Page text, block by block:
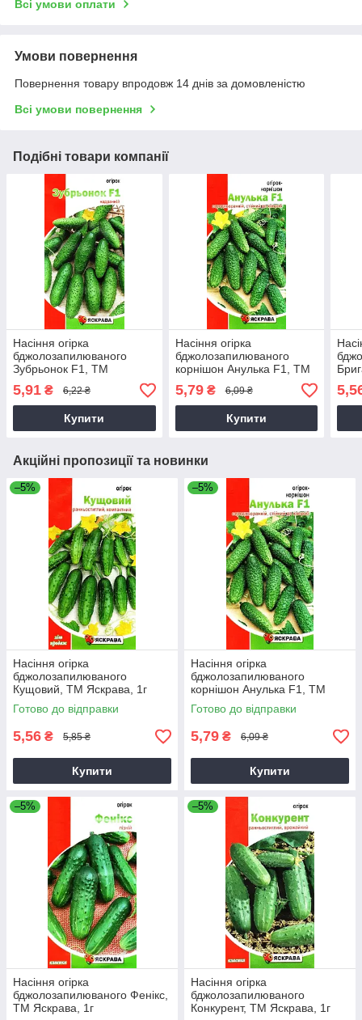
Всі умови оплати
Умови повернення
Повернення товару впродовж 14 днів за домовленістю
Всі умови повернення
Подібні товари компанії
Насіння огірка
бджолозапилюваного
Зубрьонок F1, ТМ
Яскрава, 0,5г
5,91 ₴ 6,22 ₴
Купити
Насіння огірка
бджолозапилюваного
корнішон Анулька F1, ТМ
Яскрава, 0,5г
5,79₴ 6,09 ₴
Купити
Акційні пропозиції та новинки
–5%
Насіння огірка
бджолозапилюваного
Кущовий, ТМ Яскрава, 1г
Готово до відправки
5,56 ₴ 5,85 ₴
Купити
–5%
Насіння огірка
бджолозапилюваного
корнішон Анулька F1, ТМ
Яскрава, 0,5г
Готово до відправки
5,79 ₴ 6,09 ₴
Купити
–5%
Насіння огірка
бджолозапилюваного Фенікс,
ТМ Яскрава, 1г
–5%
Насіння огірка
бджолозапилюваного
Конкурент, ТМ Яскрава, 1г